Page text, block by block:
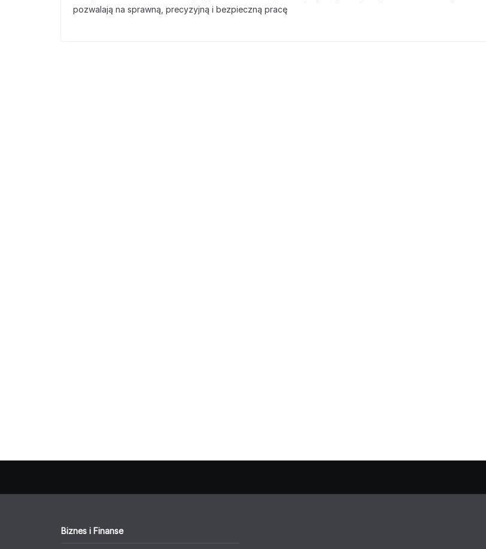
pozwalają na sprawną, precyzyjną i bezpieczną pracę
Biznes i Finanse